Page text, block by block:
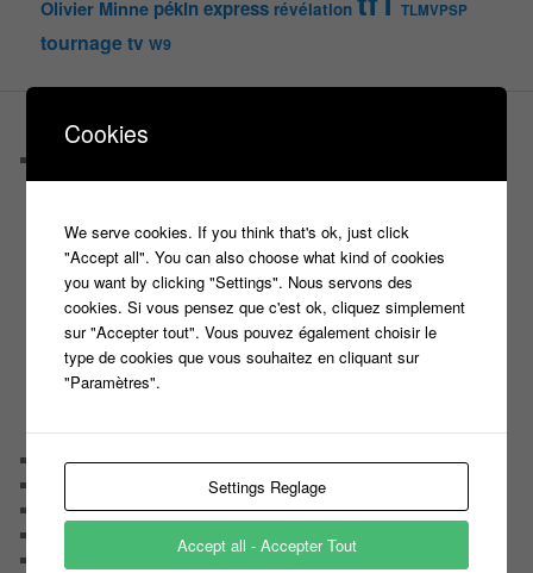
Olivier Minne pékin express révélation TLMVPSP
tournagetv W9
PAGES
C’est quoi un casteur ?
Harry
Motus
Slam
C’est quoi un casting ?
Tous les castings
Les 12 coups de midi
Les Z’Amours
Tout le monde veut prendre sa place
Chaine Youtube
Il était une fois ….
Le candidat masqué
Le trombinoscope des Joueurs
Cookies
We serve cookies. If you think that's ok, just click
"Accept all". You can also choose what kind of cookies
you want by clicking "Settings". Nous servons des
cookies. Si vous pensez que c'est ok, cliquez simplement
sur "Accepter tout". Vous pouvez également choisir le
type de cookies que vous souhaitez en cliquant sur
"Paramètres".
Settings Reglage
Accept all - Accepter Tout